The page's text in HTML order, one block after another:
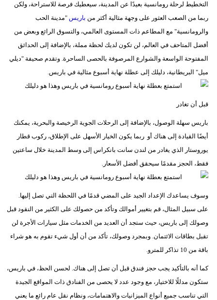
التخطيط لرحلة رومانسية بعيدًا عن المدينة، سيعطيك فرصة للاستراحة، ولكن
ربما من الصعب العثور على وجهة مثالية أكثر من باريس"مدينة الحب
والرومانسية" مع المطاعم ذات المستوى العالمي، والتسوق الرائع وبعض من
أفضل المتاحف في العالم، لن تكون لديك لحظة مملة، بالإضافة إلى الحدائق
المفتوحة الواسعة والشوارع المرصوفة بالحصى الساحرة. وتقدم صحيفة "ديلي
ميل" البريطانية، دليلك إلى عطلة نهاية أسبوع مثالية في باريس.
قبل أن تغادر
باريس سهلة الوصول، بالإضافة إلى الرحلات الجوية الرخيصة والبحرية، يمكنك
أيضًا القيادة إلى هناك أو ربما يكون الخيار الأسهل على الإطلاق، ركوب قطار
يوروستار الذي يغادر من لندن سانت بانكراس إلى وسط المدينة خلال ساعتين
فقط، الحجز مقدمًا سيحقق أفضل الأسعار.
وسوف يساعدك الإعداد الجيد على المضي قدمًا في اللحظة التي تصل إليها.
على سبيل المثال، قم بتغيير أموالك وتأكد من حصولك على الكثير من النقود قبل
وصولك إلى باريس، حيث ستجد أن العديد من الخدمات مثل سيارات الأجرة لن
تقبل بطاقات الائتمان. وبمجرد وصولك، تأكد من أن أول شيء تقوم به هو شراء
باقة من 10 تذاكر للمترو.
كما أنه بالتأكيد يجب حجز فندق قبل أن تصل إلى هناك. لحسن الحظ، في باريس،
ستكون مدللًا للاختيار، مع وجود عدد لا يحصى من الفنادق ذات المواقع الجيدة
التي تناسب جميع أنواع الميزانيات والاهتمامات، ونظام نقل عام رائع ما يعني